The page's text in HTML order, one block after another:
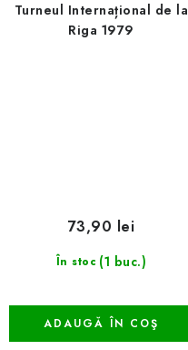
Turneul Internațional de la
Riga 1979
În stoc (1 buc.)
73,90 lei
ADAUGĂ ÎN COŞ